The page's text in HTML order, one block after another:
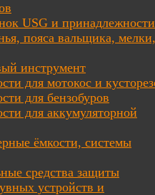
USG и принадлежности
пояса вальщика, мелки,
инструмент
для мотокос и
для бензобуров
для аккумуляторной
ёмкости, системы
средства защиты
устройств и